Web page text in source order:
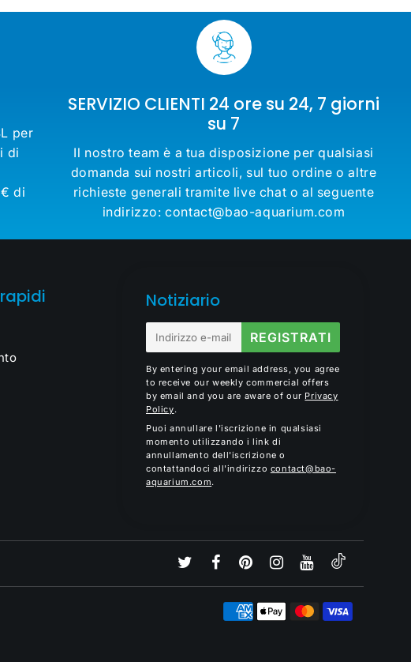
per
di
di
SERVIZIO CLIENTI 24 ore su 24, 7 giorni
su 7
Il nostro team è a tua disposizione per qualsiasi
domanda sui nostri articoli, sul tuo ordine o altre
richieste generali tramite live chat o al seguente
indirizzo: contact@bao-aquarium.com
Notiziario
E-
mail
REGISTRATI
By entering your email address, you agree
to receive our weekly commercial offers
by email and you are aware of our Privacy
Policy.
Puoi annullare l'iscrizione in qualsiasi
momento utilizzando i link di
annullamento dell'iscrizione o
contattandoci all'indirizzo contact@bao-
aquarium.com.